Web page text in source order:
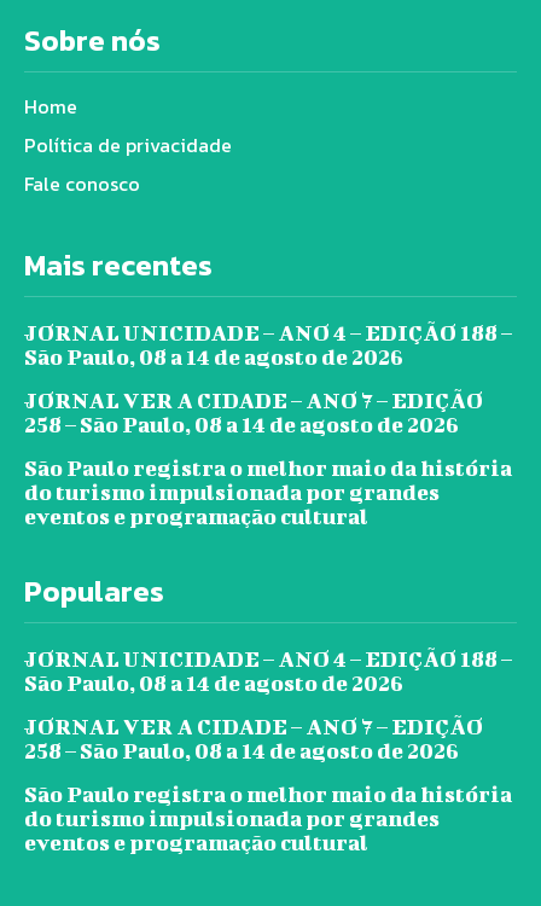
Sobre nós
Home
Política de privacidade
Fale conosco
Mais recentes
JORNAL UNICIDADE – ANO 4 – EDIÇÃO 188 –
São Paulo, 08 a 14 de agosto de 2026
JORNAL VER A CIDADE – ANO 7 – EDIÇÃO
258 – São Paulo, 08 a 14 de agosto de 2026
São Paulo registra o melhor maio da história
do turismo impulsionada por grandes
eventos e programação cultural
Populares
JORNAL UNICIDADE – ANO 4 – EDIÇÃO 188 –
São Paulo, 08 a 14 de agosto de 2026
JORNAL VER A CIDADE – ANO 7 – EDIÇÃO
258 – São Paulo, 08 a 14 de agosto de 2026
São Paulo registra o melhor maio da história
do turismo impulsionada por grandes
eventos e programação cultural